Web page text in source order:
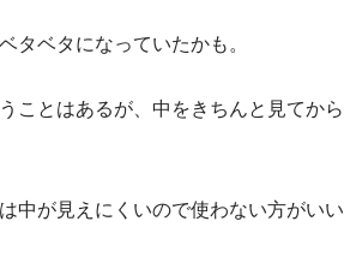
タベタになっていたかも。
ことはあるが、中をきちんと見てから
中が見えにくいので使わない方がいい